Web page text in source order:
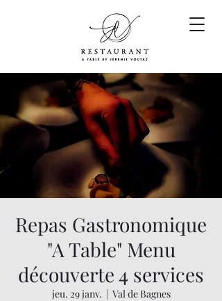
Repas Gastronomique
"A Table" Menu
découverte 4 services
jeu. 29 janv.
  |
Val de Bagnes